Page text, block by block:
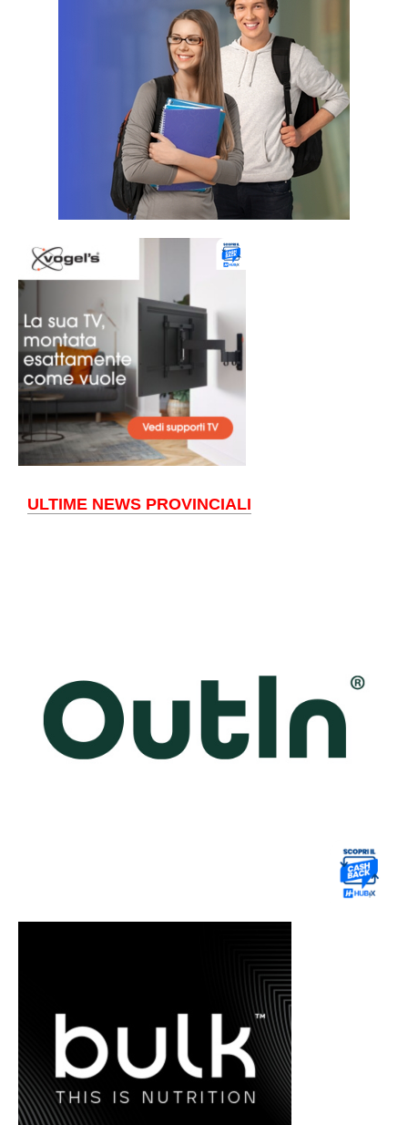
ULTIME NEWS PROVINCIALI